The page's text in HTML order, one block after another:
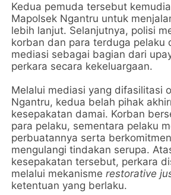
Kedua pemuda tersebut
Mapolsek Ngantru untuk
lebih lanjut. Selanjutnya, polisi
korban dan para terduga pelaku
mediasi sebagai bagian dari
perkara secara kekeluargaan.
Melalui mediasi yang difasilitasi
Ngantru, kedua belah pihak
kesepakatan damai. Korban
para pelaku, sementara pelaku
perbuatannya serta
mengulangi tindakan serupa.
kesepakatan tersebut, perkara
melalui mekanismerestorative
ketentuan yang berlaku.